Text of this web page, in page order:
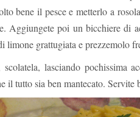
bene il pesce e metterlo a
Aggiungete poi un bicchiere di
limone grattugiata e prezzemolo
lasciando pochissima
il tutto sia ben mantecato. Servite